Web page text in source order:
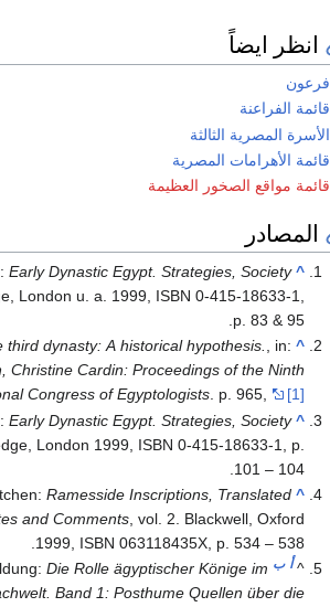
انظر ايضاً
فرعون
قائمة الفراعنة
الأسرة المصرية الثالثة
قائمة الأهرامات المصرية
قائمة مواقع الصخور العظيمة
المصادر
^
Early Dynastic Egypt. Strategies, Society
London u. a. 1999, ISBN 0-415-18633-1,
p. 83 & 95.
^
third dynasty: A historical hypothesis.
, in:
Christine Cardin: Proceedings of the Ninth
Congress of Egyptologists
. p. 965,
[1]
^
Early Dynastic Egypt. Strategies, Society
London 1999, ISBN 0-415-18633-1, p.
101 – 104.
^
Ramesside Inscriptions, Translated
and Comments , vol. 2. Blackwell, Oxford
1999, ISBN 063118435X, p. 534 – 538.
^أ ب Die Rolle ägyptischer Könige im
Band 1: Posthume Quellen über die